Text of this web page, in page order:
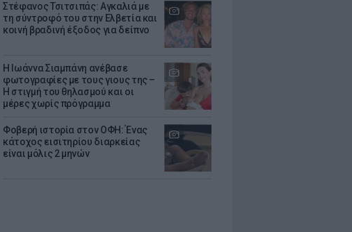
Στέφανος Τσιτσιπάς: Αγκαλιά με
τη σύντροφό του στην Ελβετία και
κοινή βραδινή έξοδος για δείπνο
H Ιωάννα Σιαμπάνη ανέβασε
φωτογραφίες με τους γιους της –
Η στιγμή του θηλασμού και οι
μέρες χωρίς πρόγραμμα
Φοβερή ιστορία στον ΟΦΗ: Ένας
κάτοχος εισιτηρίου διαρκείας
είναι μόλις 2 μηνών